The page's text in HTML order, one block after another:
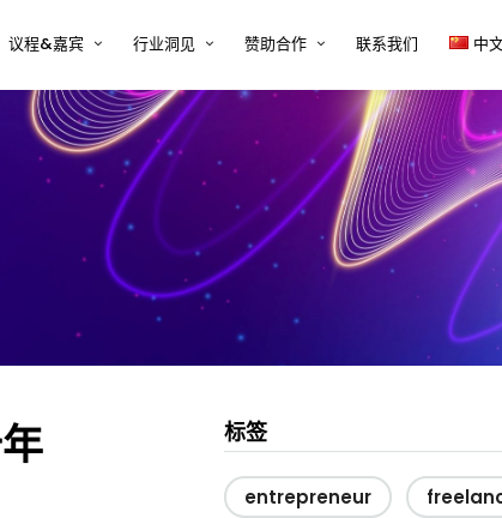
会
议程&嘉宾
大会议程
大会嘉宾
2026年嘉宾时间表
行业洞见
半导体行业的技术内容挑战与解决
方案
复杂设备行业的技术内容挑战与解
决方案
新能源、储能与电力电子行业的技
术内容挑战与解决方案
医疗器械行业的技术内容挑战与解
决方案
汽车行业的技术内容挑战与解决方
赞助合作
赞助商2026
tcworld 2026 中国大会赞助通道
正式开启
赞助招募
赞助商时间表
Exhibitor and/or Sponsorship
联系我们 中
标签
entrepreneur